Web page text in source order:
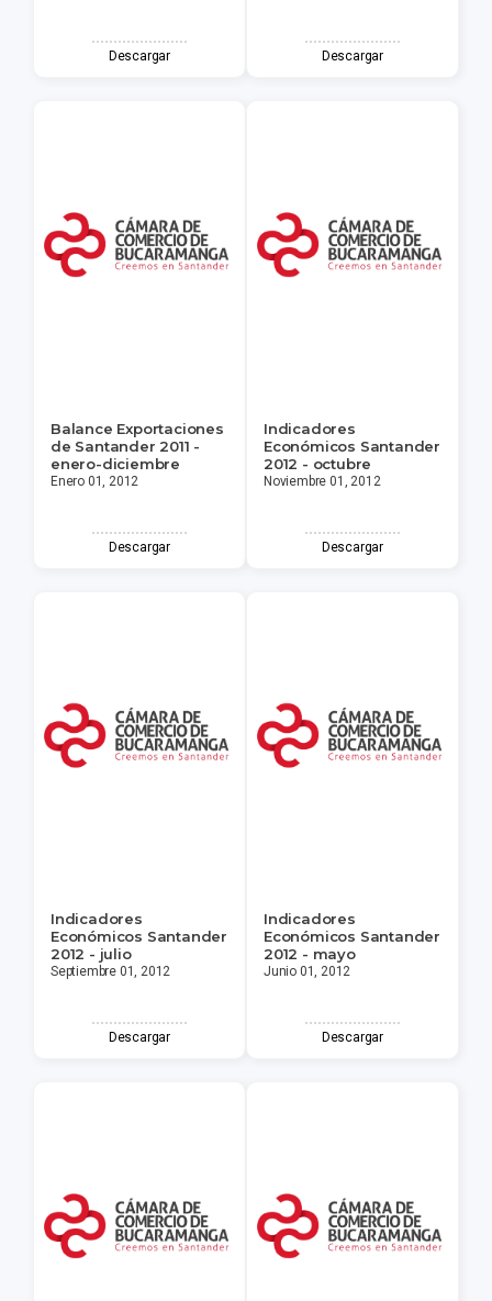
Descargar Descargar
Balance Exportaciones
de Santander 2011 -
enero-diciembre
Enero 01, 2012
Descargar
Indicadores
Económicos Santander
2012 - octubre
Noviembre 01, 2012
Descargar
Indicadores
Económicos Santander
2012 - julio
Septiembre 01, 2012
Descargar
Indicadores
Económicos Santander
2012 - mayo
Junio 01, 2012
Descargar